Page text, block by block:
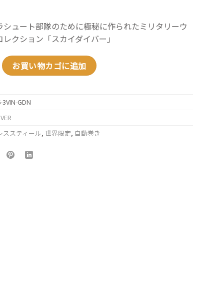
シュート部隊のために極秘に作られたミリタリーウ
クション「スカイダイバー」
イト オートマティック リミテッドエディション／SKYDIVER
お買い物カゴに追加
GDN
ススティール,世界限定, 自動巻き